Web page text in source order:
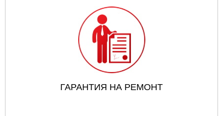
ГАРАНТИЯ НА РЕМОНТ